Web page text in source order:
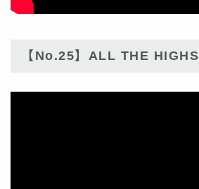
【No.25】ALL THE HIGHS